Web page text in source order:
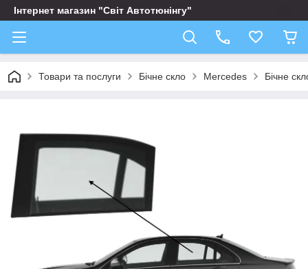
Інтернет магазин "Світ Автотюнінгу"
Товари та послуги Бічне скло Mercedes Бічне